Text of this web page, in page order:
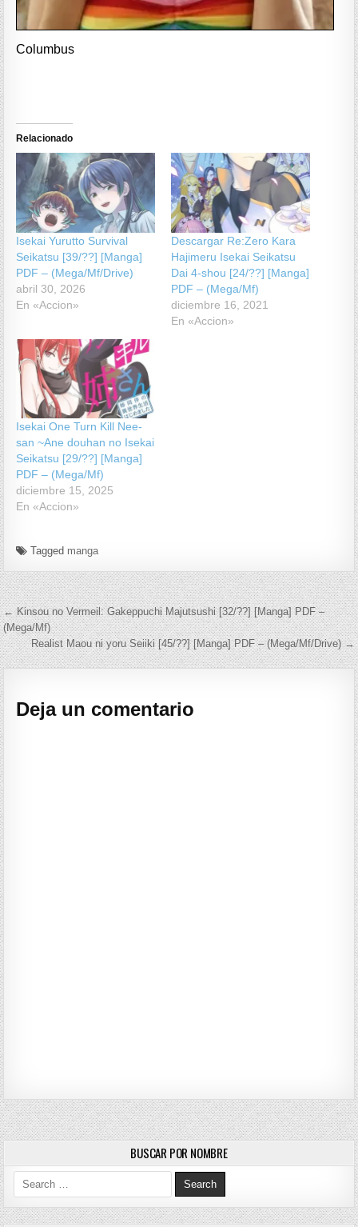
Columbus
Relacionado
Isekai Yurutto Survival
Seikatsu [39/??] [Manga]
PDF – (Mega/Mf/Drive)
abril 30, 2026
En «Accion»
Descargar Re:Zero Kara
Hajimeru Isekai Seikatsu
Dai 4-shou [24/??] [Manga]
PDF – (Mega/Mf)
diciembre 16, 2021
En «Accion»
Isekai One Turn Kill Nee-
san ~Ane douhan no Isekai
Seikatsu [29/??] [Manga]
PDF – (Mega/Mf)
diciembre 15, 2025
En «Accion»
Tagged manga
Navegación de entradas
← Kinsou no Vermeil: Gakeppuchi Majutsushi [32/??] [Manga] PDF –
(Mega/Mf)
Realist Maou ni yoru Seiiki [45/??] [Manga] PDF – (Mega/Mf/Drive) →
Deja un comentario
BUSCAR POR NOMBRE
Search for: